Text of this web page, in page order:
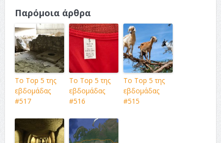
Παρόμοια άρθρα
Το Top 5 της
εβδομάδας
#517
Το Top 5 της
εβδομάδας
#516
Το Top 5 της
εβδομάδας
#515